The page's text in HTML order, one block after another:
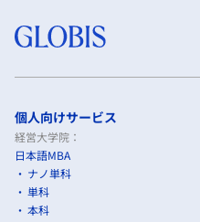
個人向けサービス
経営大学院：
日本語MBA
ナノ単科
単科
本科